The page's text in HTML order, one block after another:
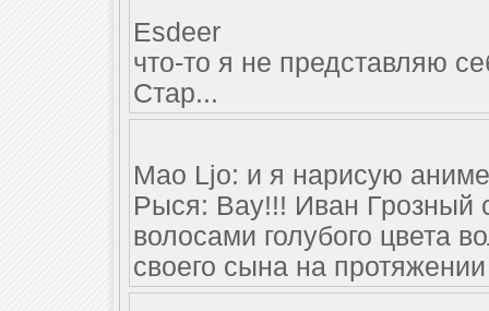
Esdeer
что-то я не представляю
Стар...
Mao Ljo: и я нарисую
Рыся: Вау!!! Иван
волосами голубого цвета
своего сына на